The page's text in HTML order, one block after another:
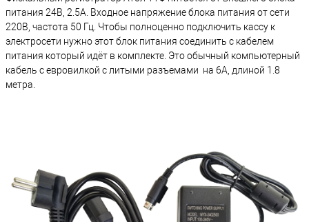
питания 24В, 2.5А. Входное напряжение блока питания от сети
220В, частота 50 Гц. Чтобы полноценно подключить кассу к
электросети нужно этот блок питания соединить с кабелем
питания который идёт в комплекте. Это обычный компьютерный
кабель с евровилкой с литыми разъемами на 6А, длиной 1.8
метра.